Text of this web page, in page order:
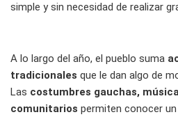
simple y sin necesidad de realizar
A lo largo del año, el pueblo suma
tradicionales que le dan algo de
Las costumbres gauchas,
comunitarios permiten conocer